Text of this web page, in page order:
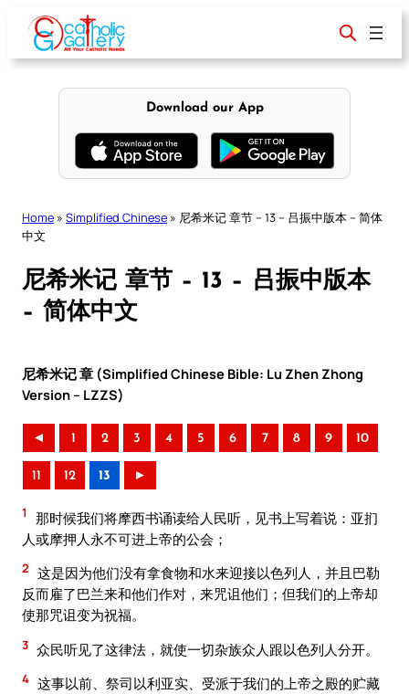
content
Download our App
Home » Simplified Chinese » 尼希米记 章节 – 13 – 吕振中版本 – 简体
中文
尼希米记 章节 – 13 – 吕振中版本
– 简体中文
尼希米记 章 (Simplified Chinese Bible: Lu Zhen Zhong
Version – LZZS)
◄ 1 2 3 4 5 6 7 8 9 10
11 12 13 ►
1
那时候我们将摩西书诵读给人民听，见书上写着说：亚扪
人或摩押人永不可进上帝的公会；
2 这是因为他们没有拿食物和水来迎接以色列人，并且巴勒
反而雇了巴兰来和他们作对，来咒诅他们；但我们的上帝却
使那咒诅变为祝福。
3 众民听见了这律法，就使一切杂族众人跟以色列人分开。
4 这事以前、祭司以利亚实、受派于我们的上帝之殿的贮藏